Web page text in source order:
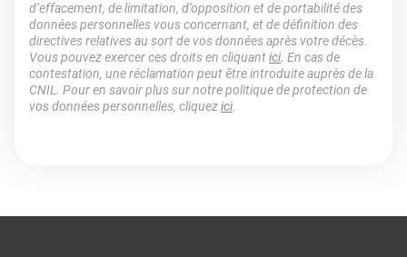
d’effacement, de limitation, d’opposition et de portabilité des
données personnelles vous concernant, et de définition des
directives relatives au sort de vos données après votre décès.
Vous pouvez exercer ces droits en cliquantici. En cas de
contestation, une réclamation peut être introduite auprès de la
CNIL. Pour en savoir plus sur notre politique de protection de
vos données personnelles, cliquezici.